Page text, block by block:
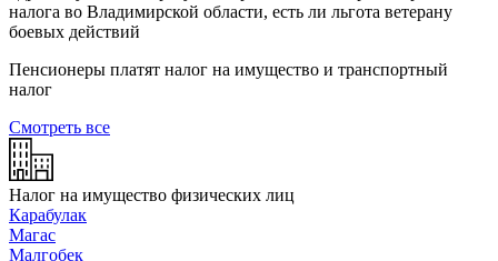
налога во Владимирской области, есть ли льгота ветерану
боевых действий
Пенсионеры платят налог на имущество и транспортный
налог
Смотреть все
Налог на имущество физических лиц
Карабулак
Магас
Малгобек